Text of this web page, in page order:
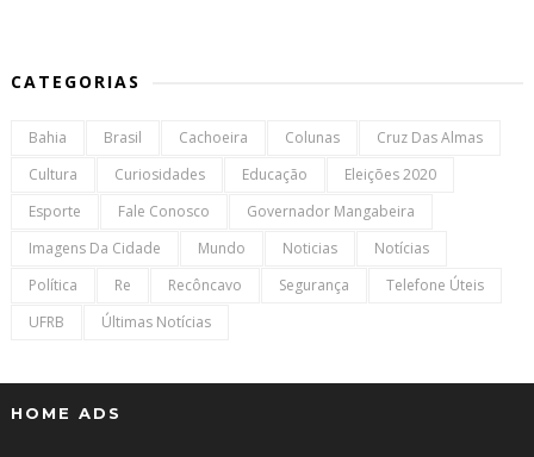
CATEGORIAS
Bahia Brasil Cachoeira Colunas
Cruz Das Almas
Cultura
Curiosidades Educação
Eleições 2020
Esporte
Fale Conosco
Governador Mangabeira
Imagens Da Cidade
Mundo Noticias
Notícias
Política
Re Recôncavo Segurança
Telefone Úteis
UFRB
Últimas Notícias
HOME ADS